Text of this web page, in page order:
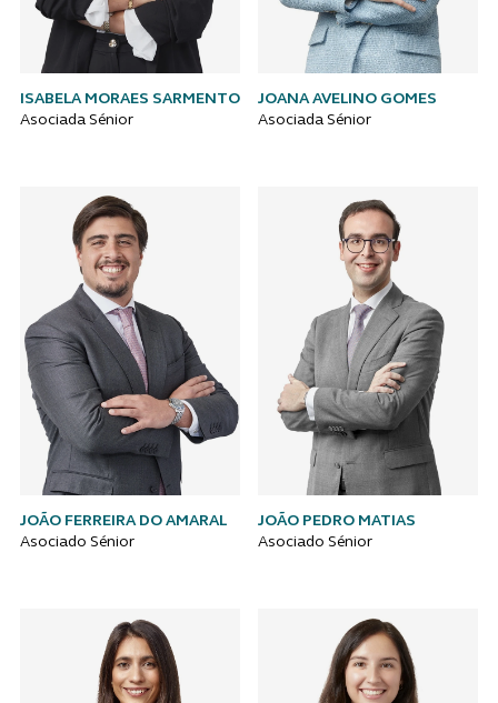
ISABELA MORAES SARMENTO
Asociada Sénior
JOANA AVELINO GOMES
Asociada Sénior
JOÃO FERREIRA DO AMARAL
Asociado Sénior
JOÃO PEDRO MATIAS
Asociado Sénior